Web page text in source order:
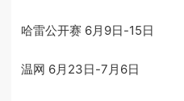
哈雷公开赛 6月9日-15日
温网 6月23日-7月6日